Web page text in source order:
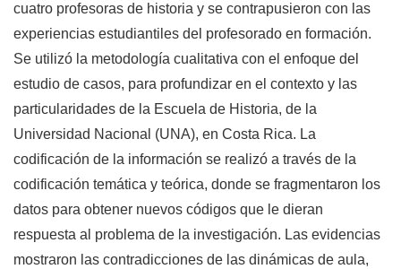
cuatro profesoras de historia y se contrapusieron con las
experiencias estudiantiles del profesorado en formación.
Se utilizó la metodología cualitativa con el enfoque del
estudio de casos, para profundizar en el contexto y las
particularidades de la Escuela de Historia, de la
Universidad Nacional (UNA), en Costa Rica. La
codificación de la información se realizó a través de la
codificación temática y teórica, donde se fragmentaron los
datos para obtener nuevos códigos que le dieran
respuesta al problema de la investigación. Las evidencias
mostraron las contradicciones de las dinámicas de aula,